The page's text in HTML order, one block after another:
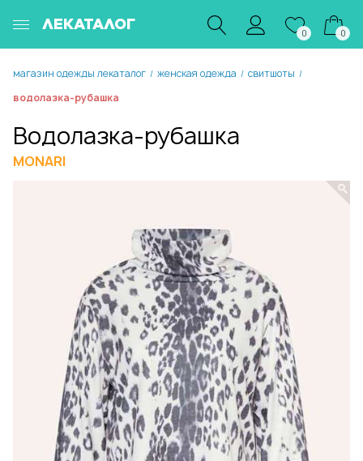
ЛЕКАТАЛОГ
0 0
магазин одежды лекаталог / женская одежда / свитшоты /
водолазка-рубашка
Водолазка-рубашка
MONARI